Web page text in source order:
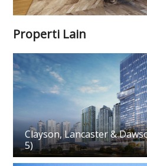
Properti Lain
Clayson, Lancaster &
5)